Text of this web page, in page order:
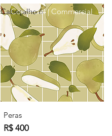
Cabeçalho 6
Comercial | Commercial
Peras
R$ 400